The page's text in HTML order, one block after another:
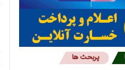
پربحث ها